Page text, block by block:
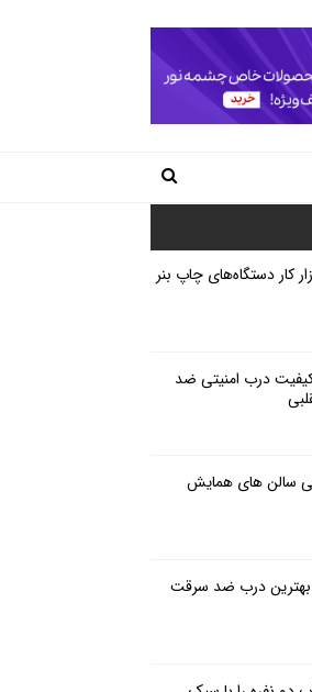
کار دستگاه‌های چاپ بنر
درب امنیتی ضد
سالن های همایش
بهترین درب ضد سرقت